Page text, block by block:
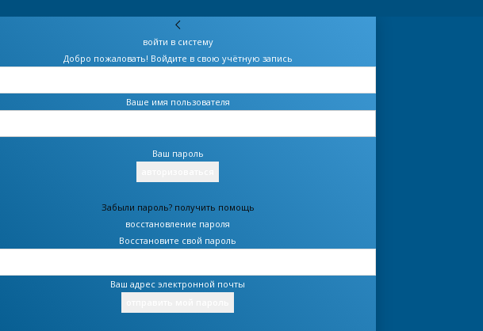
войти в систему
Добро пожаловать! Войдите в свою учётную запись
Ваше имя пользователя
Ваш пароль
Забыли пароль? получить помощь
восстановление пароля
Восстановите свой пароль
Ваш адрес электронной почты